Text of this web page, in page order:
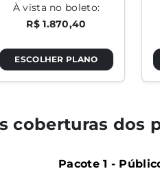
À vista no boleto:
R$ 1.870,40
ESCOLHER PLANO
coberturas dos
Pacote 1 -